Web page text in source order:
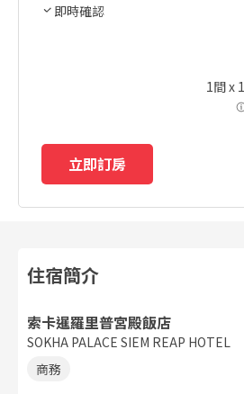
即時確認
1間 x 1
立即訂房
住宿簡介
索卡暹羅里普宮殿飯店
SOKHA PALACE SIEM REAP HOTEL
商務